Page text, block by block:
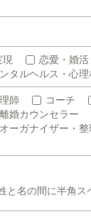
恋愛・婚
ンタルヘルス・心理
師 コーチ
婚カウンセラー
ーガナイザー・
名の間に半角ス